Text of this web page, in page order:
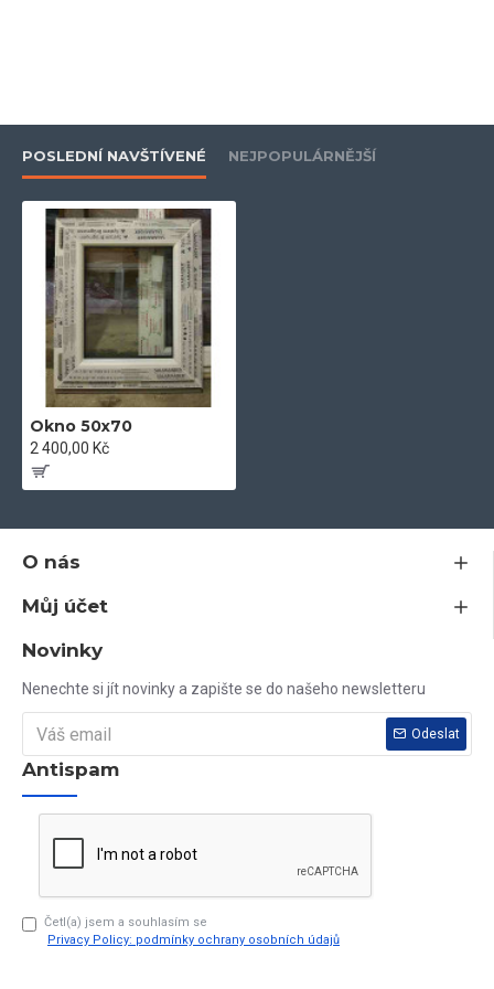
- zašikmené plochy pro optimální odtok vody a pěkný vzhled
- dvě celoobvodová dorazová těsnění
- hloubka zapuštění skla 20 mm
- záruka 5let
- plně rozvinutá technologická konstrukce v nejvyšších
technických parametrech
- extra třída mezi plastovými systémy po stránce kvality a
estetiky
- certifikovaná okna vyrobená v EU z vysoce kvalitních
materiálů
Jsem plátce DPH, všechny ceny na tomto webu jsou včetně DPH.
Nenašli jste nikde rozměr, který potřebujete? Vyrobíme vám jej do 10
Vaše dotazy rádi zodpovíme na tel. čísle 603 79 79 79
POSLEDNÍ NAVŠTÍVENÉ NEJPOPULÁRNĚJŠÍ
Okno 50x70
2 400,00 Kč
O nás
Můj účet
Novinky
Nenechte si jít novinky a zapište se do našeho newsletteru
Odeslat
Antispam
Četl(a) jsem a souhlasím se
Privacy Policy: podmínky ochrany osobních údajů